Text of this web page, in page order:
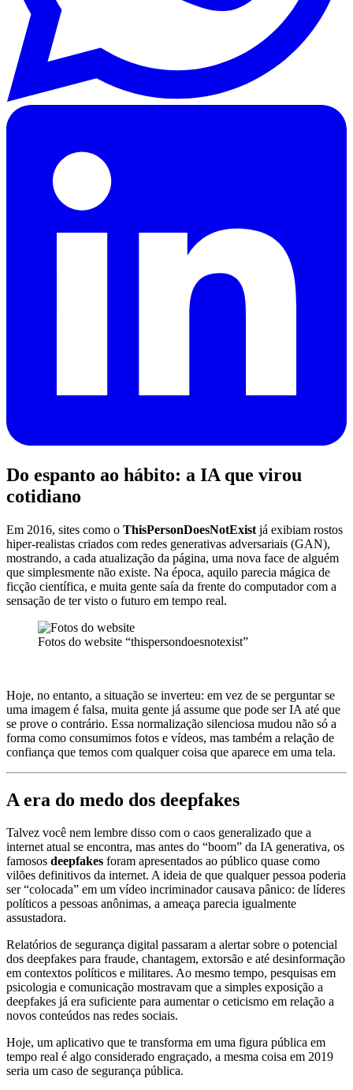
Do espanto ao hábito: a IA que virou
cotidiano
Em 2016, sites como o ThisPersonDoesNotExist já exibiam rostos
hiper-realistas criados com redes generativas adversariais (GAN),
mostrando, a cada atualização da página, uma nova face de alguém
que simplesmente não existe. Na época, aquilo parecia mágica de
ficção científica, e muita gente saía da frente do computador com a
sensação de ter visto o futuro em tempo real.
Fotos do website “thispersondoesnotexist”
Hoje, no entanto, a situação se inverteu: em vez de se perguntar se
uma imagem é falsa, muita gente já assume que pode ser IA até que
se prove o contrário. Essa normalização silenciosa mudou não só a
forma como consumimos fotos e vídeos, mas também a relação de
confiança que temos com qualquer coisa que aparece em uma tela.
A era do medo dos deepfakes
Talvez você nem lembre disso com o caos generalizado que a
internet atual se encontra, mas antes do “boom” da IA generativa, os
famosos deepfakes foram apresentados ao público quase como
vilões definitivos da internet. A ideia de que qualquer pessoa poderia
ser “colocada” em um vídeo incriminador causava pânico: de líderes
políticos a pessoas anônimas, a ameaça parecia igualmente
assustadora.
Relatórios de segurança digital passaram a alertar sobre o potencial
dos deepfakes para fraude, chantagem, extorsão e até desinformação
em contextos políticos e militares. Ao mesmo tempo, pesquisas em
psicologia e comunicação mostravam que a simples exposição a
deepfakes já era suficiente para aumentar o ceticismo em relação a
novos conteúdos nas redes sociais.
Hoje, um aplicativo que te transforma em uma figura pública em
tempo real é algo considerado engraçado, a mesma coisa em 2019
seria um caso de segurança pública.​